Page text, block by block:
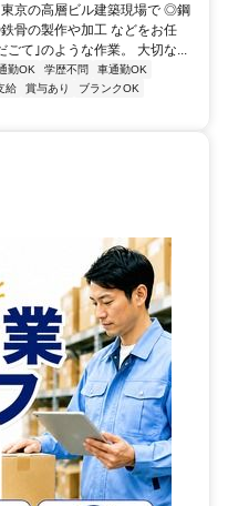
京の高層ビル建築現場で ◎鋼
骨の製作や加工 などをお任
て｣のような作業。 大切な...
勤OK 学歴不問
車通勤OK
給 賞与あり
ブランクOK